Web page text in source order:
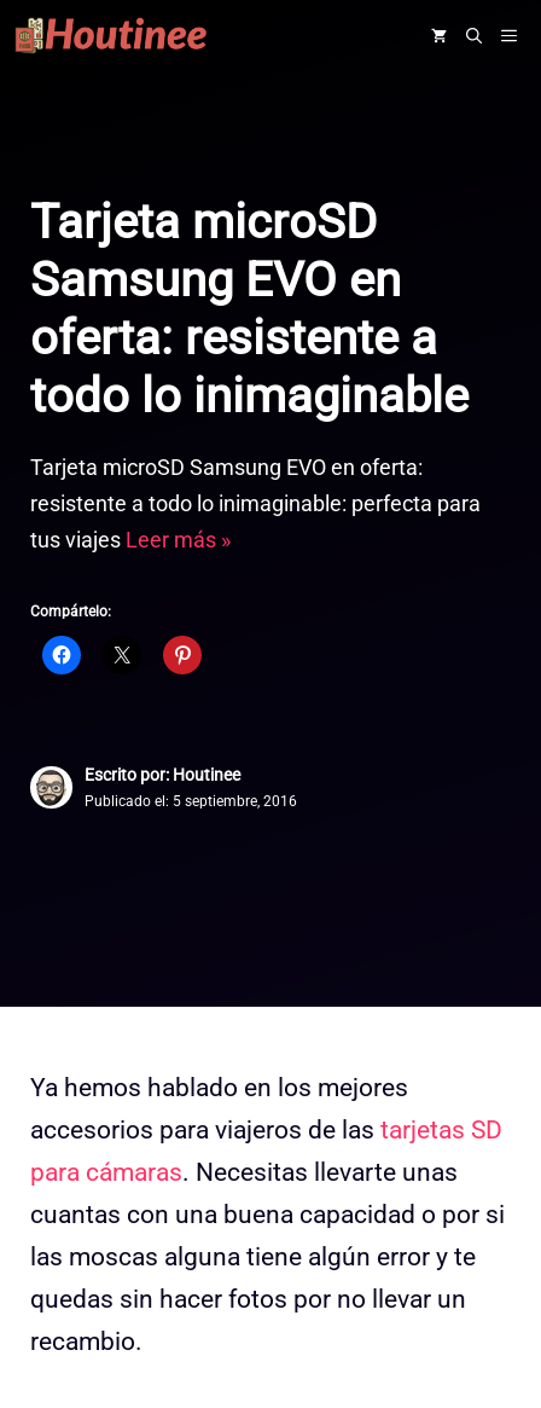
Saltar
al
Tarjeta microSD
Samsung EVO en
oferta: resistente a
todo lo inimaginable
Tarjeta microSD Samsung EVO en oferta:
resistente a todo lo inimaginable: perfecta para
tus viajes Leer más »
Compártelo:
Escrito por: Houtinee
Publicado el: 5 septiembre, 2016
Ya hemos hablado en los mejores
accesorios para viajeros de las tarjetas SD
para cámaras. Necesitas llevarte unas
cuantas con una buena capacidad o por si
las moscas alguna tiene algún error y te
quedas sin hacer fotos por no llevar un
recambio.